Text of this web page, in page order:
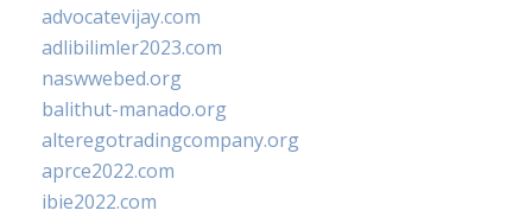
advocatevijay.com
adlibilimler2023.com
naswwebed.org
balithut-manado.org
alteregotradingcompany.org
aprce2022.com
ibie2022.com